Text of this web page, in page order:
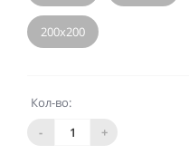
200х200
Кол-во:
-
+